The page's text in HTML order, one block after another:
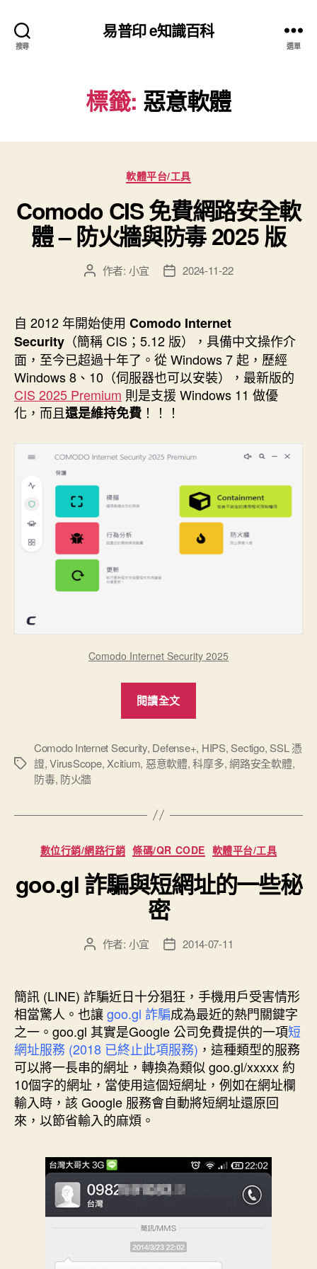
搜尋
易普印 e知識百科
選單
標籤: 惡意軟體
分
類
軟體平台/工具
Comodo CIS 免費網路安全軟
體 – 防火牆與防毒 2025 版
文
者
作者: 小宜
文
佈
日
期
2024-11-22
自 2012 年開始使用 Comodo Internet
Security （簡稱 CIS；5.12 版），具備中文操作介
面，至今已超過十年了。從 Windows 7 起，歷經
Windows 8、10（伺服器也可以安裝），最新版的
CIS 2025 Premium 則是支援 Windows 11 做優
化，而且還是維持免費 ！！！
Comodo Internet Security 2025
閱讀全文
費
網
軟
體
–
牆
毒
2025
版”
標
Comodo Internet Security, Defense+, HIPS,Sectigo,SSL 憑
證,VirusScope, Xcitium, 惡意軟體,科摩多,網路安全軟體,
防毒, 防火牆
分
類
數位行銷/網路行銷 條碼/QR CODE 軟體平台/工具
goo.gl 詐騙與短網址的一些秘
密
文
者
作者: 小宜
文
佈
日
期
2014-07-11
簡訊 (LINE) 詐騙近日十分猖狂，手機用戶受害情形
相當驚人。也讓goo.gl 詐騙成為最近的熱門關鍵字
之一。goo.gl 其實是Google 公司免費提供的一項短
網址服務 (2018 已終止此項服務) ，這種類型的服務
可以將一長串的網址，轉換為類似 goo.gl/xxxxx 約
10個字的網址，當使用這個短網址，例如在網址欄
輸入時，該 Google 服務會自動將短網址還原回
來，以節省輸入的麻煩。